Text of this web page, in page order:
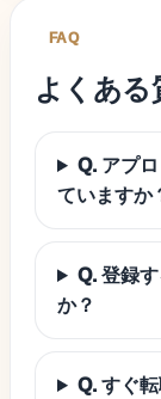
FAQ
よくある
Q. アプ
ていますか
Q. 登録
か？
Q. すぐ